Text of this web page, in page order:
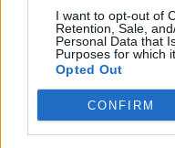
I want to opt-out of
Retention, Sale,
Personal Data that
Purposes for which
Opted Out
CONFIRM
Η αλήθεια δοκιμάζεται,
δημιουργήσουμε για να
ψηφιακού πολέμου.